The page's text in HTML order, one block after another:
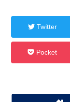
Twitter
Pocket